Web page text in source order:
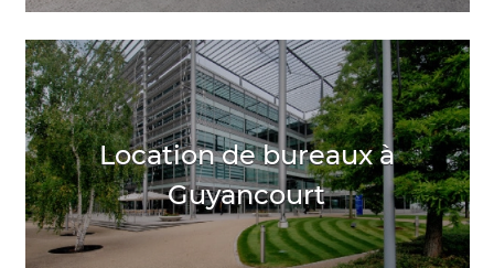
Location de bureaux à
Guyancourt